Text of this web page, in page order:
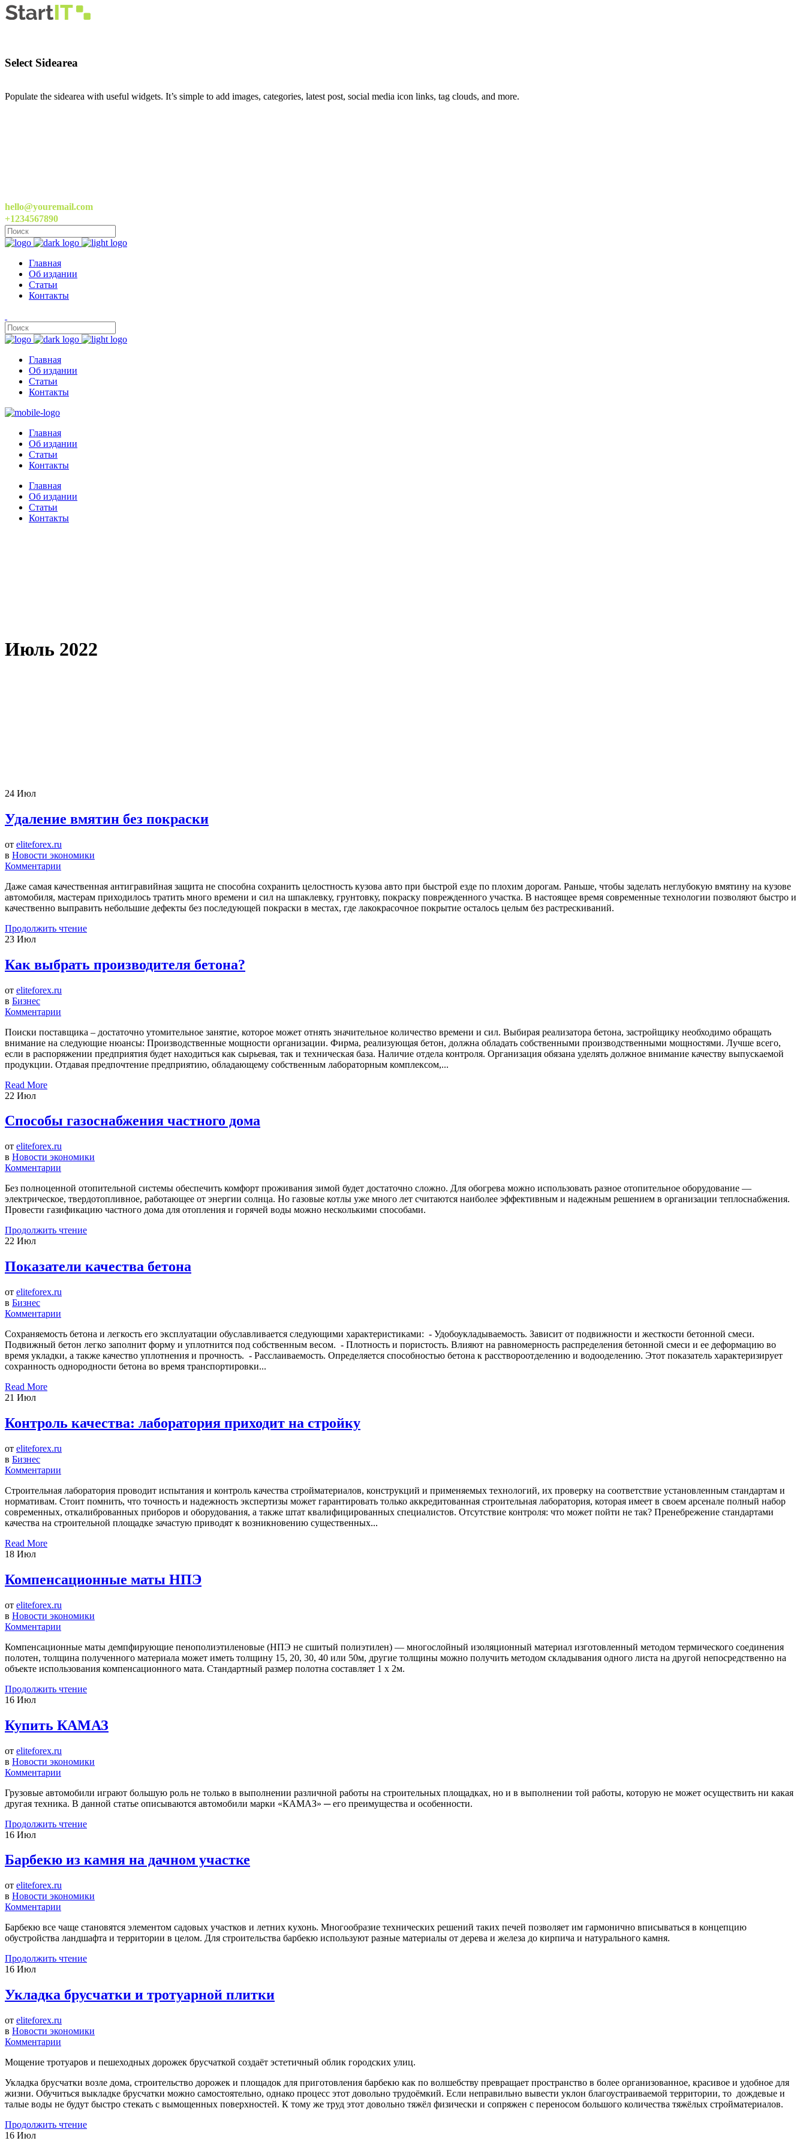
Select Sidearea
Populate the sidearea with useful widgets. It’s simple to add images, categories, latest post, social media icon links, tag clouds, and more.
hello@youremail.com
+1234567890
Главная
Об издании
Статьи
Контакты
Главная
Об издании
Статьи
Контакты
Главная
Об издании
Статьи
Контакты
Главная
Об издании
Статьи
Контакты
Июль 2022
24 Июл
Удаление вмятин без покраски
от eliteforex.ru
в Новости экономики
Комментарии
Даже самая качественная антигравийная защита не способна сохранить целостность кузова авто при быстрой езде по плохим дорогам. Раньше, чтобы заделать неглубокую вмятину на кузове
автомобиля, мастерам приходилось тратить много времени и сил на шпаклевку, грунтовку, покраску поврежденного участка. В настоящее время современные технологии позволяют быстро и
качественно выправить небольшие дефекты без последующей покраски в местах, где лакокрасочное покрытие осталось целым без растрескиваний.
Продолжить чтение
23 Июл
Как выбрать производителя бетона?
от eliteforex.ru
в Бизнес
Комментарии
Поиски поставщика – достаточно утомительное занятие, которое может отнять значительное количество времени и сил. Выбирая реализатора бетона, застройщику необходимо обращать
внимание на следующие нюансы: Производственные мощности организации. Фирма, реализующая бетон, должна обладать собственными производственными мощностями. Лучше всего,
если в распоряжении предприятия будет находиться как сырьевая, так и техническая база. Наличие отдела контроля. Организация обязана уделять должное внимание качеству выпускаемой
продукции. Отдавая предпочтение предприятию, обладающему собственным лабораторным комплексом,...
Read More
22 Июл
Способы газоснабжения частного дома
от eliteforex.ru
в Новости экономики
Комментарии
Без полноценной отопительной системы обеспечить комфорт проживания зимой будет достаточно сложно. Для обогрева можно использовать разное отопительное оборудование —
электрическое, твердотопливное, работающее от энергии солнца. Но газовые котлы уже много лет считаются наиболее эффективным и надежным решением в организации теплоснабжения.
Провести газификацию частного дома для отопления и горячей воды можно несколькими способами.
Продолжить чтение
22 Июл
Показатели качества бетона
от eliteforex.ru
в Бизнес
Комментарии
Сохраняемость бетона и легкость его эксплуатации обуславливается следующими характеристиками: - Удобоукладываемость. Зависит от подвижности и жесткости бетонной смеси.
Подвижный бетон легко заполнит форму и уплотнится под собственным весом. - Плотность и пористость. Влияют на равномерность распределения бетонной смеси и ее деформацию во
время укладки, а также качество уплотнения и прочность. - Расслаиваемость. Определяется способностью бетона к расствороотделению и водооделению. Этот показатель характеризирует
сохранность однородности бетона во время транспортировки...
Read More
21 Июл
Контроль качества: лаборатория приходит на стройку
от eliteforex.ru
в Бизнес
Комментарии
Строительная лаборатория проводит испытания и контроль качества стройматериалов, конструкций и применяемых технологий, их проверку на соответствие установленным стандартам и
нормативам. Стоит помнить, что точность и надежность экспертизы может гарантировать только аккредитованная строительная лаборатория, которая имеет в своем арсенале полный набор
современных, откалиброванных приборов и оборудования, а также штат квалифицированных специалистов. Отсутствие контроля: что может пойти не так? Пренебрежение стандартами
качества на строительной площадке зачастую приводят к возникновению существенных...
Read More
18 Июл
Компенсационные маты НПЭ
от eliteforex.ru
в Новости экономики
Комментарии
Компенсационные маты демпфирующие пенополиэтиленовые (НПЭ не сшитый полиэтилен) — многослойный изоляционный материал изготовленный методом термического соединения
полотен, толщина полученного материала может иметь толщину 15, 20, 30, 40 или 50м, другие толщины можно получить методом складывания одного листа на другой непосредственно на
объекте использования компенсационного мата. Стандартный размер полотна составляет 1 х 2м.
Продолжить чтение
16 Июл
Купить КАМАЗ
от eliteforex.ru
в Новости экономики
Комментарии
Грузовые автомобили играют большую роль не только в выполнении различной работы на строительных площадках, но и в выполнении той работы, которую не может осуществить ни какая
другая техника. В данной статье описываются автомобили марки «КАМАЗ» ─ его преимущества и особенности.
Продолжить чтение
16 Июл
Барбекю из камня на дачном участке
от eliteforex.ru
в Новости экономики
Комментарии
Барбекю все чаще становятся элементом садовых участков и летних кухонь. Многообразие технических решений таких печей позволяет им гармонично вписываться в концепцию
обустройства ландшафта и территории в целом. Для строительства барбекю используют разные материалы от дерева и железа до кирпича и натурального камня.
Продолжить чтение
16 Июл
Укладка брусчатки и тротуарной плитки
от eliteforex.ru
в Новости экономики
Комментарии
Мощение тротуаров и пешеходных дорожек брусчаткой создаёт эстетичный облик городских улиц.
Укладка брусчатки возле дома, строительство дорожек и площадок для приготовления барбекю как по волшебству превращает пространство в более организованное, красивое и удобное для
жизни. Обучиться выкладке брусчатки можно самостоятельно, однако процесс этот довольно трудоёмкий. Если неправильно вывести уклон благоустраиваемой территории, то дождевые и
талые воды не будут быстро стекать с вымощенных поверхностей. К тому же труд этот довольно тяжёл физически и сопряжен с переносом большого количества тяжёлых стройматериалов.
Продолжить чтение
16 Июл